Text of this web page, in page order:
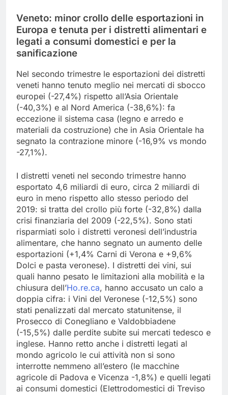
Veneto: minor crollo delle esportazioni in
Europa e tenuta per i distretti alimentari e
legati a consumi domestici e per la
sanificazione
Nel secondo trimestre le esportazioni dei distretti
veneti hanno tenuto meglio nei mercati di sbocco
europei (-27,4%) rispetto all’Asia Orientale
(-40,3%) e al Nord America (-38,6%): fa
eccezione il sistema casa (legno e arredo e
materiali da costruzione) che in Asia Orientale ha
segnato la contrazione minore (-16,9% vs mondo
-27,1%).
I distretti veneti nel secondo trimestre hanno
esportato 4,6 miliardi di euro, circa 2 miliardi di
euro in meno rispetto allo stesso periodo del
2019: si tratta del crollo più forte (-32,8%) dalla
crisi finanziaria del 2009 (-22,5%). Sono stati
risparmiati solo i distretti veronesi dell’industria
alimentare, che hanno segnato un aumento delle
esportazioni (+1,4% Carni di Verona e +9,6%
Dolci e pasta veronese). I distretti dei vini, sui
quali hanno pesato le limitazioni alla mobilità e la
chiusura dell’Ho.re.ca, hanno accusato un calo a
doppia cifra: i Vini del Veronese (-12,5%) sono
stati penalizzati dal mercato statunitense, il
Prosecco di Conegliano e Valdobbiadene
(-15,5%) dalle perdite subite sui mercati tedesco e
inglese. Hanno retto anche i distretti legati al
mondo agricolo le cui attività non si sono
interrotte nemmeno all’estero (le macchine
agricole di Padova e Vicenza -1,8%) e quelli legati
ai consumi domestici (Elettrodomestici di Treviso